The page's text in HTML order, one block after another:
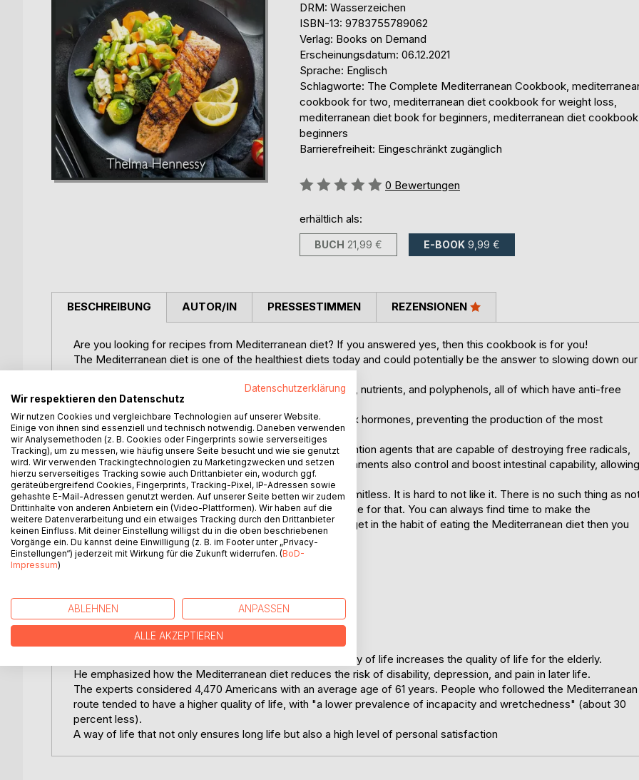
DRM: Wasserzeichen
ISBN-13: 9783755789062
Verlag: Books on Demand
Erscheinungsdatum: 06.12.2021
Sprache: Englisch
Schlagworte: The Complete Mediterranean Cookbook,
cookbook for two, mediterranean diet cookbook for weight loss,
mediterranean diet book for beginners, mediterranean diet
beginners
Barrierefreiheit: Eingeschränkt zugänglich
Bewertung::
0 Bewertungen
erhältlich als:
BUCH 21,99 € E-BOOK 9,99 €
BESCHREIBUNG
Are you looking for recipes from Mediterranean diet? If you answered yes, then this cookbook is for you!
The Mediterranean diet is one of the healthiest diets today and could potentially be the answer to slowing down our
never-ending obesity epidemic in America.
The Mediterranean diet is rich in unsaturated fats, strands, nutrients, and polyphenols, all of which have anti-free
radical, relaxing, and cancer-prevention properties.
Phytoestrogens in vegetables regulate the function of sex hormones, preventing the production of the most
common tumors in the elderly.
New foods grown from the field are high in cancer-prevention agents that are capable of destroying free radicals,
which are responsible for cell degeneration. Vegetable filaments also control and boost intestinal capability, allowing
poisons to be released.
The possibilities of following the Mediterranean diet are limitless. It is hard to not like it. There is no such thing as
having enough time. If you can eat, then you can make time for that. You can always find time to make the
Mediterranean diet work in your life with ease. Once you get in the habit of eating the Mediterranean diet then you
will see how it becomes a bigger part of your life.
This book covers
? Main dish
? Vegetables and side dishes
? Soup and stew recipes
And much more
According to a recent Italian report, the Mediterranean way of life increases the quality of life for the elderly.
He emphasized how the Mediterranean diet reduces the risk of disability, depression, and pain in later life.
The experts considered 4,470 Americans with an average age of 61 years. People who followed the Mediterranean
route tended to have a higher quality of life, with "a lower prevalence of incapacity and wretchedness" (about 30
percent less).
A way of life that not only ensures long life but also a high level of personal satisfaction
AUTOR/IN PRESSESTIMMEN REZENSIONEN
Datenschutzerklärung
Wir respektieren den Datenschutz
Wir nutzen Cookies und vergleichbare Technologien auf unserer Website.
Einige von ihnen sind essenziell und technisch notwendig. Daneben verwenden
wir Analysemethoden (z. B. Cookies oder Fingerprints sowie serverseitiges
Tracking), um zu messen, wie häufig unsere Seite besucht und wie sie genutzt
wird. Wir verwenden Trackingtechnologien zu Marketingzwecken und setzen
hierzu serverseitiges Tracking sowie auch Drittanbieter ein, wodurch ggf.
geräteübergreifend Cookies, Fingerprints, Tracking-Pixel, IP-Adressen sowie
gehashte E-Mail-Adressen genutzt werden. Auf unserer Seite betten wir zudem
Drittinhalte von anderen Anbietern ein (Video-Plattformen). Wir haben auf die
weitere Datenverarbeitung und ein etwaiges Tracking durch den Drittanbieter
keinen Einfluss. Mit deiner Einstellung willigst du in die oben beschriebenen
Vorgänge ein. Du kannst deine Einwilligung (z. B. im Footer unter „Privacy-
Einstellungen“) jederzeit mit Wirkung für die Zukunft widerrufen. (BoD-
Impressum)
ABLEHNEN ANPASSEN
ALLE AKZEPTIEREN